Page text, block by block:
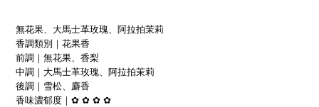
無花果、大馬士革玫瑰、阿拉拍茉莉
香調類別｜花果香
前調｜無花果、香梨
中調｜大馬士革玫瑰、阿拉拍茉莉
後調｜雪松、麝香
香味濃郁度｜ ✿ ✿ ✿ ✿